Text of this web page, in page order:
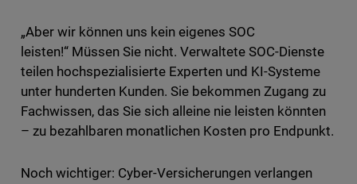
„Aber wir können uns kein eigenes SOC
leisten!“ Müssen Sie nicht. Verwaltete SOC-Dienste
teilen hochspezialisierte Experten und KI-Systeme
unter hunderten Kunden. Sie bekommen Zugang zu
Fachwissen, das Sie sich alleine nie leisten könnten
– zu bezahlbaren monatlichen Kosten pro Endpunkt.
Noch wichtiger: Cyber-Versicherungen verlangen